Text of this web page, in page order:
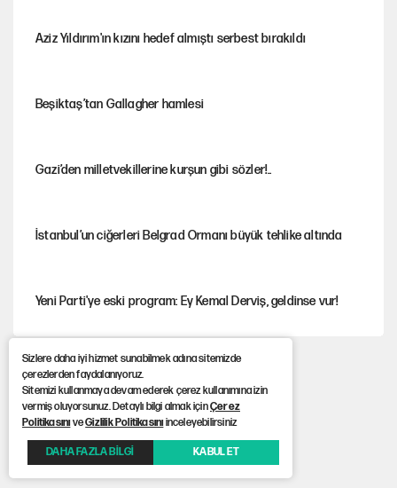
Aziz Yıldırım'ın kızını hedef almıştı serbest bırakıldı
Beşiktaş’tan Gallagher hamlesi
Gazi’den milletvekillerine kurşun gibi sözler!..
İstanbul’un ciğerleri Belgrad Ormanı büyük tehlike altında
Yeni Parti'ye eski program: Ey Kemal Derviş, geldinse vur!
Görünen bütçe, bütçe dışı riskler ve hazineyi bekleyen yük
İsrail’in Kürt planı
Sizlere daha iyi hizmet sunabilmek adına sitemizde
çerezlerden faydalanıyoruz.
Sitemizi kullanmaya devam ederek çerez kullanımına izin
vermiş oluyorsunuz. Detaylı bilgi almak içinÇerez
PolitikasınıveGizlilik Politikasınıinceleyebilirsiniz
DAHA FAZLA BİLGİ KABUL ET